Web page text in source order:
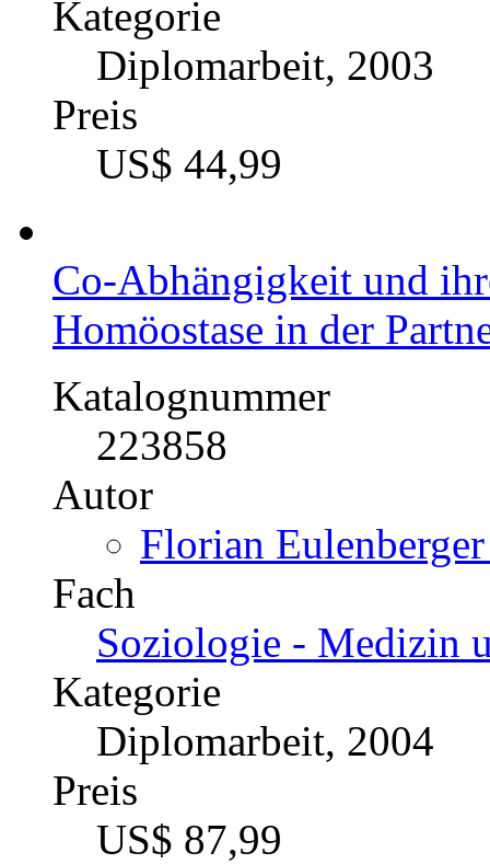
Kategorie
Diplomarbeit, 2003
Preis
US$ 44,99
Co-Abhängigkeit und
Homöostase in der
Katalognummer
223858
Autor
Florian
Fach
Soziologie - Medizin
Kategorie
Diplomarbeit, 2004
Preis
US$ 87,99